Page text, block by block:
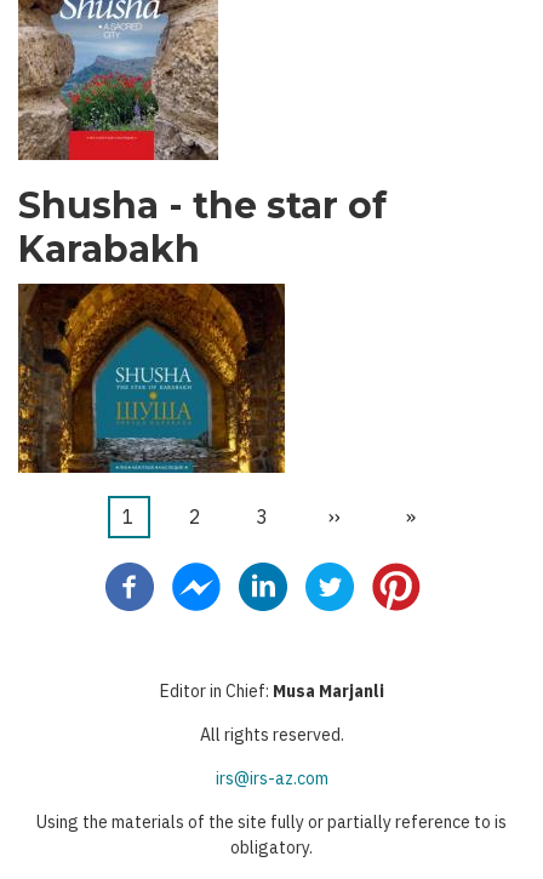
Shusha - the star of
Karabakh
Paginación
Página
1 Página
2 Página
3
Siguiente
››
Última
»
Editor in Chief: Musa Marjanli
All rights reserved.
irs@irs-az.com
Using the materials of the site fully or partially reference to is
obligatory.